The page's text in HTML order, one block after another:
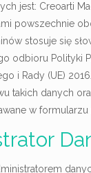
jest: Creoarti
powszechnie
stosuje się
odbioru Polityki
i Rady (UE)
takich danych
w